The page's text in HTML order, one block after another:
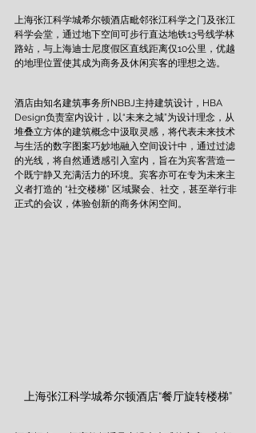
上海张江科学城希尔顿酒店毗邻张江科学之门及张江
科学会堂，通过地下空间可步行直达地铁13号线学林
路站，与上海迪士尼度假区直线距离仅10公里，优越
的地理位置使其成为商务及休闲宾客的理想之选。
酒店由知名建筑事务所NBBJ主持建筑设计，HBA
Design负责室内设计，以“未来之城”为设计理念，从
堆叠立方体的建筑概念中汲取灵感，将代表未来技术
与生活的数字图案巧妙地融入空间设计中，通过过滤
的光线，将自然通透感引入室内，旨在为宾客营造一
个既宁静又充满活力的环境。宾客亦可在专为未来主
义者打造的 “社交楼梯” 区域聚会、社交，甚至举行非
正式的会议，体验创新的商务休闲空间。
上海张江科学城希尔顿酒店“餐厅旋转楼梯”